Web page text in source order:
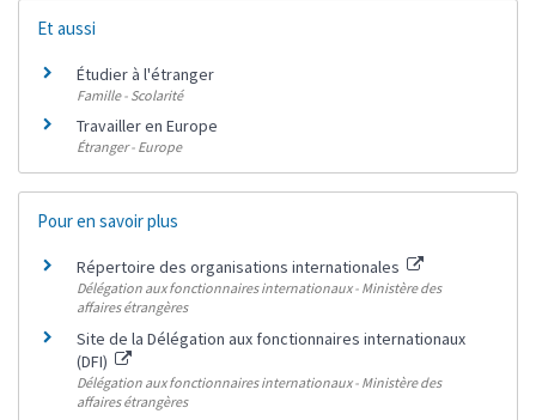
Et aussi
Étudier à l'étranger
Famille - Scolarité
Travailler en Europe
Étranger - Europe
Pour en savoir plus
Répertoire des organisations internationales
Délégation aux fonctionnaires internationaux - Ministère des
affaires étrangères
Site de la Délégation aux fonctionnaires internationaux
(DFI)
Délégation aux fonctionnaires internationaux - Ministère des
affaires étrangères